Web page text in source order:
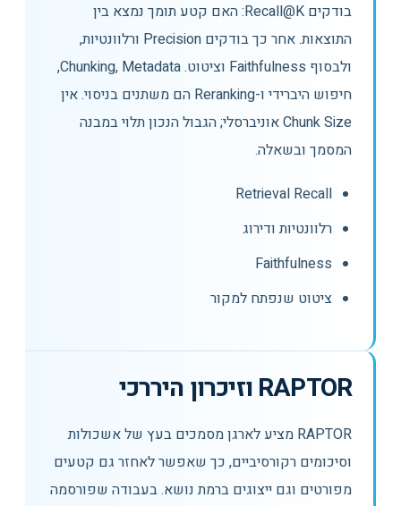
בודקים Recall@K: האם קטע תומך נמצא בין
התוצאות. אחר כך בודקים Precision ורלוונטיות,
ולבסוף Faithfulness וציטוט. Chunking, Metadata,
חיפוש היברידי ו-Reranking הם משתנים בניסוי. אין
Chunk Size אוניברסלי; הגבול הנכון תלוי במבנה
המסמך ובשאלה.
Retrieval Recall
רלוונטיות ודירוג
Faithfulness
ציטוט שנפתח למקור
RAPTOR וזיכרון היררכי
RAPTOR מציע לארגן מסמכים בעץ של אשכולות
וסיכומים רקורסיביים, כך שאפשר לאחזר גם קטעים
מפורטים וגם ייצוגים ברמת נושא. בעבודה שפורסמה